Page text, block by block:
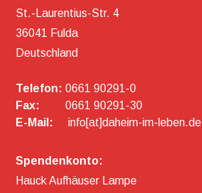
St.-Laurentius-Str. 4
36041 Fulda
Deutschland
Telefon: 0661 90291-0
Fax:
0661 90291-30
E-Mail:
info[at]daheim-im-leben.de
Spendenkonto:
Hauck Aufhäuser Lampe